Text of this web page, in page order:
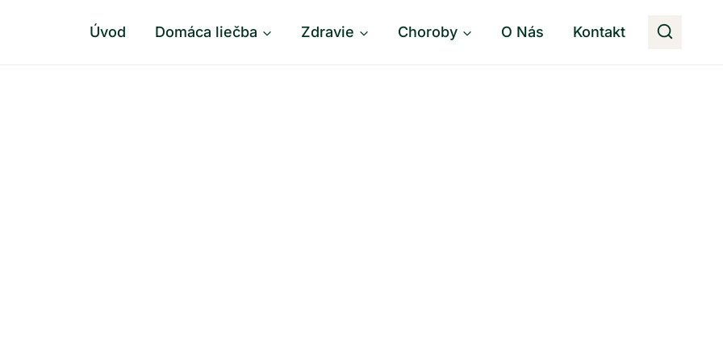
Úvod Domáca liečba Zdravie Choroby O Nás Kontakt